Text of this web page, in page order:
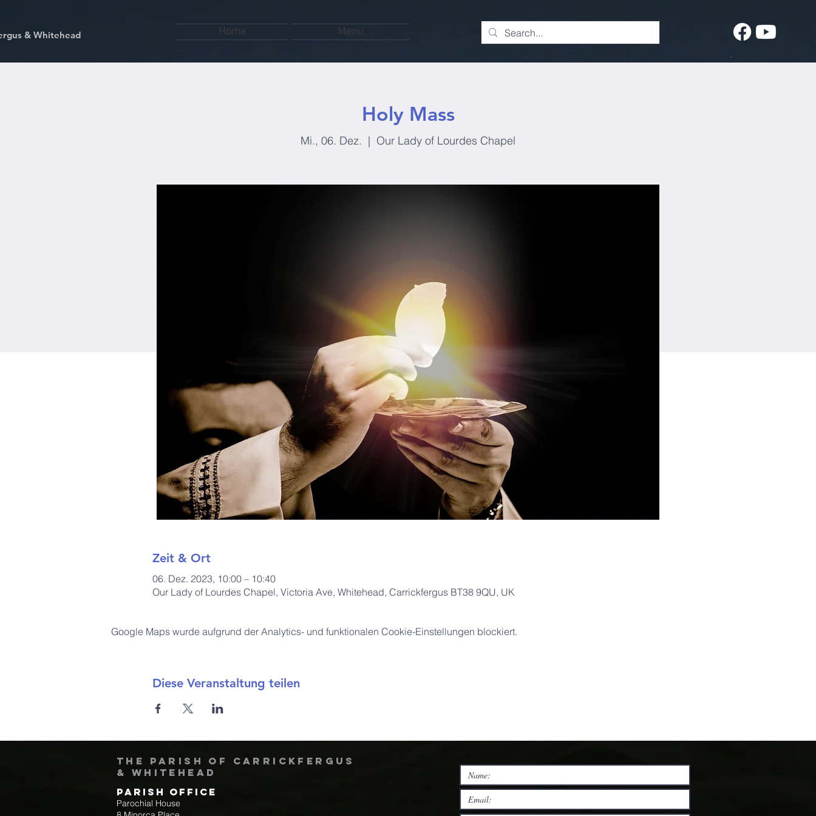
& Whitehead Home Menu
Holy Mass
Mi., 06. Dez.
  |
Our Lady of Lourdes Chapel
Zeit & Ort
06. Dez. 2023, 10:00 – 10:40
Our Lady of Lourdes Chapel, Victoria Ave, Whitehead, Carrickfergus BT38 9QU, UK
Google Maps wurde aufgrund der Analytics- und funktionalen Cookie-Einstellungen blockiert.
Diese Veranstaltung teilen
The Parish of Carrickfergus
& Whitehead
Parish Office
Parochial House